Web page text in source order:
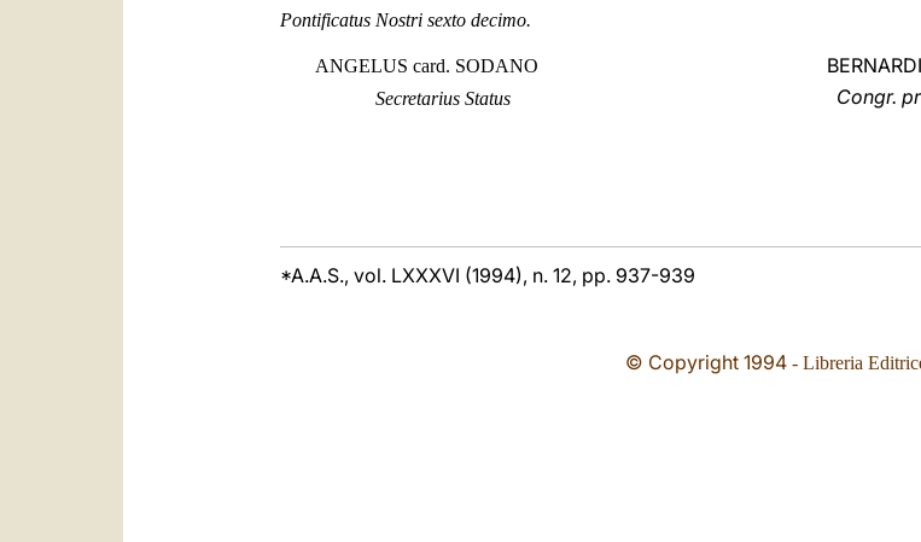
Pontificatus Nostri sexto decimo.
ANGELUS card. SODANO
Secretarius Status
Congr.
*A.A.S., vol. LXXXVI (1994), n. 12, pp. 937-939
© Copyright 1994 - Libreria